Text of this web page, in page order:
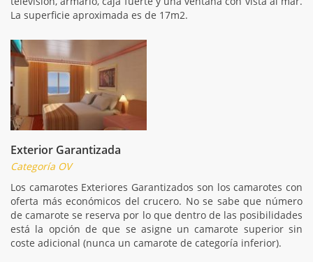
La superficie aproximada es de 17m2.
Exterior Garantizada
Categoría OV
Los camarotes Exteriores Garantizados son los camarotes con
oferta más económicos del crucero. No se sabe que número
de camarote se reserva por lo que dentro de las posibilidades
está la opción de que se asigne un camarote superior sin
coste adicional (nunca un camarote de categoría inferior).